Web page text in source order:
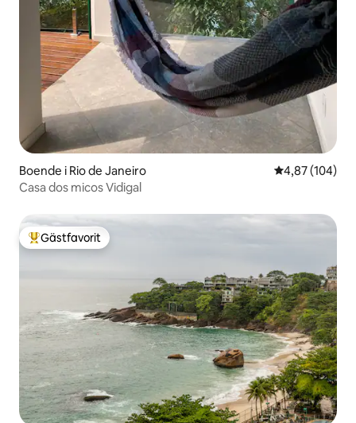
Boende i Rio de Janeiro 4,87 av 5 i
4,87 (104)
Casa dos micos Vidigal
Populär gästfavorit
Gästfavorit